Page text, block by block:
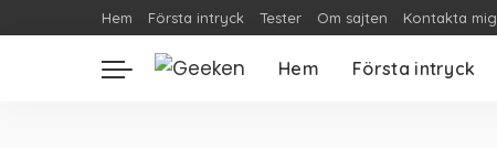
Hem Första intryck Tester Om sajten Kontakta mig
Hem Första intryck